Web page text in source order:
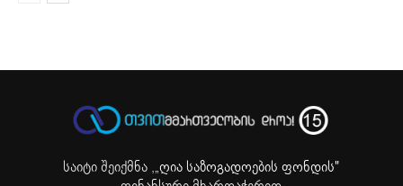
საიტი შეიქმნა ,„ღია საზოგადოების ფონდის"